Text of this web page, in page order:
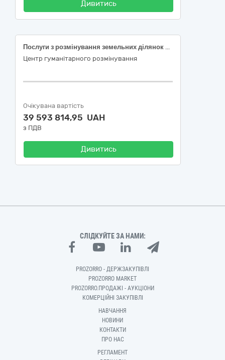
Дивитись
Послуги з розмінування земельних ділянок сільськогосподарського призначення (Код ДК 021:2015 – 90520000-8 Послуги у сфері поводження з радіоактивними, токсичними, медичними та небезпечними відходами)
Центр гуманітарного розмінування
Очікувана вартість
39 593 814,95 UAH
з ПДВ
Дивитись
СЛІДКУЙТЕ ЗА НАМИ:
PROZORRO - ДЕРЖЗАКУПІВЛІ
PROZORRO MARKET
PROZORRO.ПРОДАЖІ - АУКЦІОНИ
КОМЕРЦІЙНІ ЗАКУПІВЛІ
НАВЧАННЯ
НОВИНИ
КОНТАКТИ
ПРО НАС
РЕГЛАМЕНТ